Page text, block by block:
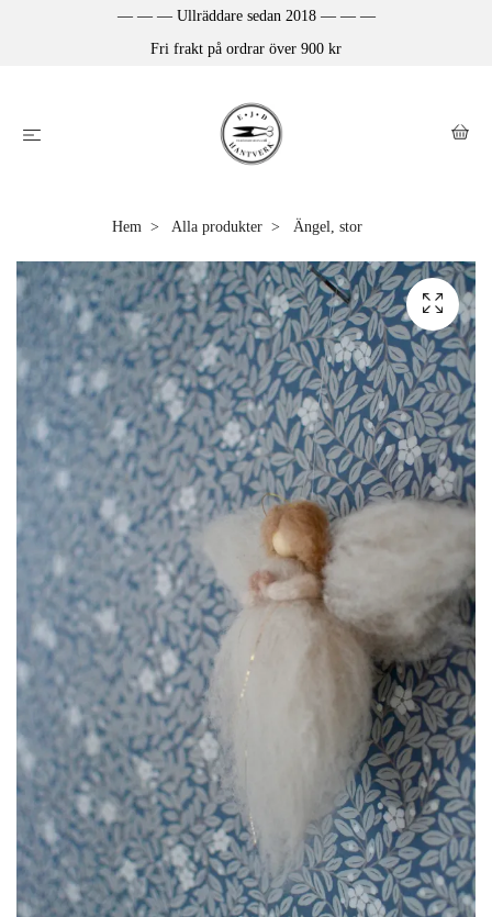
— — — Ullräddare sedan 2018 — — —
Fri frakt på ordrar över 900 kr
Hem Alla produkter Ängel, stor